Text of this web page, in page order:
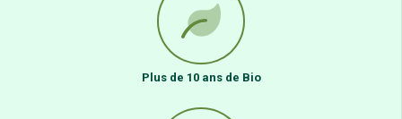
Plus de 10 ans de Bio